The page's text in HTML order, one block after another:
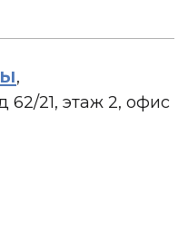
,
62/21, этаж 2, офис